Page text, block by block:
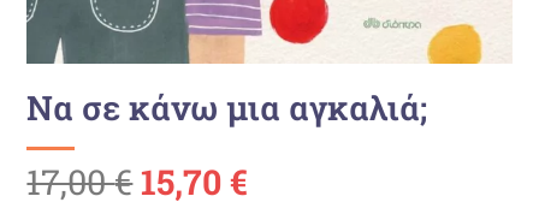
Να σε κάνω μια αγκαλιά;
17,00€ Ursprünglicher
15,70€